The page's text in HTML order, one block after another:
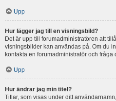
Upp
Hur lägger jag till en visningsbild?
Det är upp till forumadministratören att
visningsbilder kan användas på. Om du
kontakta en forumadministratör och
Upp
Hur ändrar jag min titel?
Titlar, som visas under ditt